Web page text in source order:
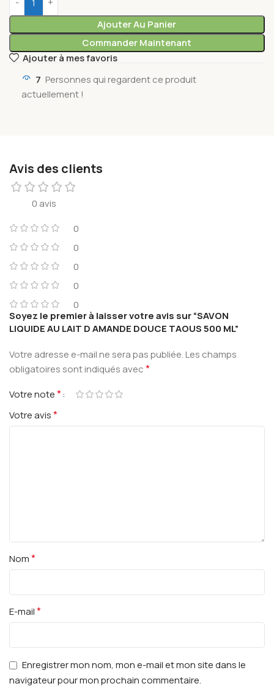
Ajouter Au Panier
Commander Maintenant
Ajouter à mes favoris
7 Personnes qui regardent ce produit
actuellement !
Avis des clients
0 avis
0
0
0
0
0
Soyez le premier à laisser votre avis sur “SAVON
LIQUIDE AU LAIT D AMANDE DOUCE TAOUS 500 ML”
Votre adresse e-mail ne sera pas publiée.Les champs
obligatoires sont indiqués avec*
Votre note*
Votre avis*
Nom*
E-mail*
Enregistrer mon nom, mon e-mail et mon site dans le
navigateur pour mon prochain commentaire.